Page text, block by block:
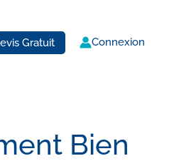
Gratuit Connexion
Bien